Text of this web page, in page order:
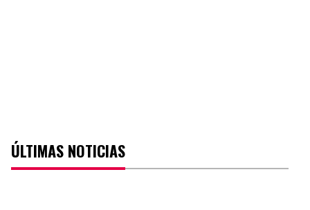
ÚLTIMAS NOTICIAS